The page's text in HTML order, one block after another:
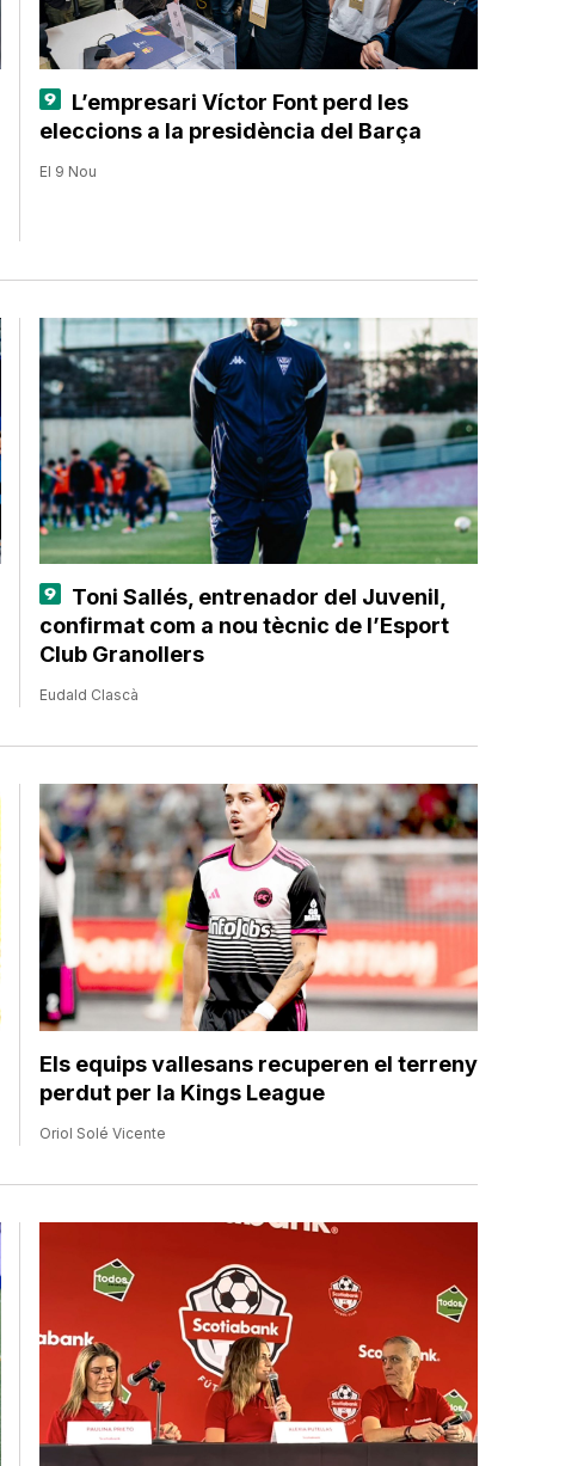
L’empresari Víctor Font perd les
eleccions a la presidència del Barça
El 9 Nou
Toni Sallés, entrenador del Juvenil,
confirmat com a nou tècnic de l’Esport
Club Granollers
Eudald Clascà
Els equips vallesans recuperen el terreny
perdut per la Kings League
Oriol Solé Vicente